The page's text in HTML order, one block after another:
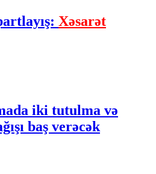
Xəsarət
iki tutulma və
baş verəcək